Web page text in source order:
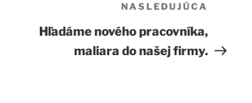
NASLEDUJÚCA
Hľadáme nového pracovníka,
maliara do našej firmy.